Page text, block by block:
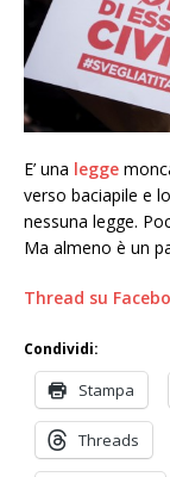
E’ una legge
verso baciapile e
nessuna legge.
Ma almeno è un
Thread su
Condividi:
Stampa
Threads